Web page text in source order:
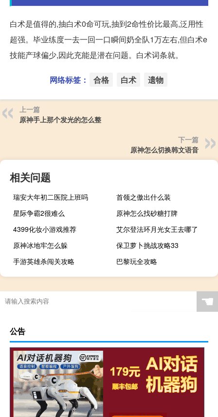
白术是值得的,抽白术0命可玩,抽到2命性价比最高,泛用性
超强。毕业练度一去一回一口瞬间奶全队1万左右,但白术e
技能产球偏少,因此充能是潜在问题。白术词条就。
网络标签： 合格 白术 遗物
上一篇
原神手上那个发光的怎么整
下一篇
原神怎么切换韩文语音
相关问题
瑞安大年初二医院上班吗
首领之傲出什么装
星际争霸2很难么
原神怎么找砂糖打牌
4399化妆小游戏推荐
艾尔登法环月光女王去哪了
原神冰地牢怎么躲
保卫萝卜挑战攻略33
手游英雄杀闯关攻略
巴黎玩全攻略
☚
公告